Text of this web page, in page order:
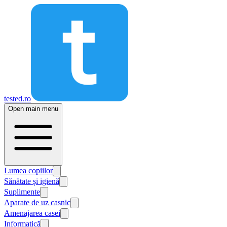
tested.ro
Open main menu
Lumea copiilor
Sănătate și igienă
Suplimente
Aparate de uz casnic
Amenajarea casei
Informatică